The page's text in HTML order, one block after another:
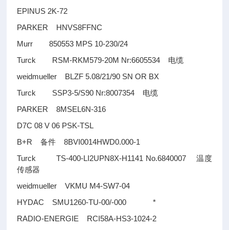
EPINUS 2K-72
PARKER HNVS8FFNC
Murr 850553 MPS 10-230/24
Turck RSM-RKM579-20M Nr:6605534 电缆
weidmueller BLZF 5.08/21/90 SN OR BX
Turck SSP3-5/S90 Nr:8007354 电缆
PARKER 8MSEL6N-316
D7C 08 V 06 PSK-TSL
B+R备件 8BVI0014HWD0.000-1
Turck TS-400-LI2UPN8X-H1141 No.6840007 温度
传感器
weidmueller VKMU M4-SW7-04
HYDAC SMU1260-TU-00/-000 *
RADIO-ENERGIE RCI58A-HS3-1024-2